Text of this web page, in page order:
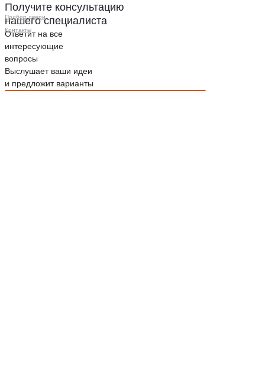
Получите консультацию
нашего специалиста
Ответит на все
интересующие
вопросы
Выслушает ваши идеи
и предложит варианты
Подбор двери
Контакты